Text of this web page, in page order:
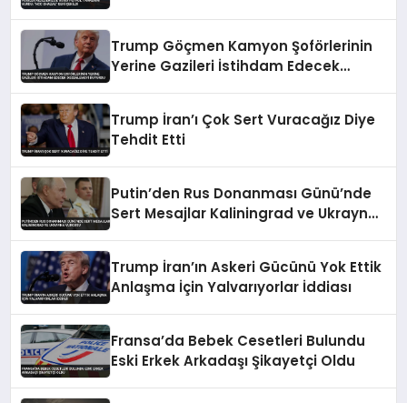
Trump Göçmen Kamyon Şoförlerinin
Yerine Gazileri İstihdam Edecek
Trump İran’ı Çok Sert Vuracağız Diye
Tehdit Etti
Putin’den Rus Donanması Günü’nde
Sert Mesajlar Kaliningrad ve Ukrayna
Trump İran’ın Askeri Gücünü Yok Ettik
Anlaşma İçin Yalvarıyorlar İddiası
Fransa’da Bebek Cesetleri Bulundu
Eski Erkek Arkadaşı Şikayetçi Oldu